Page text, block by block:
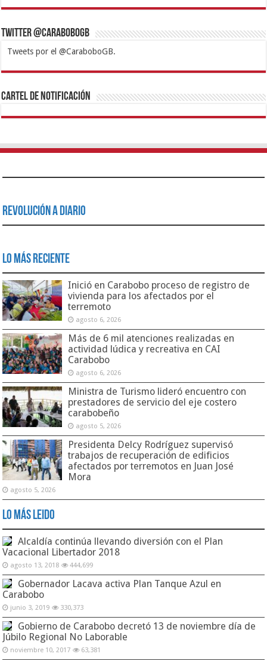
Twitter @CaraboboGB
Tweets por el @CaraboboGB.
1xbetBetturkeyBetistKralbetSupertotobetTipobetMatadorbetMariobet
https://mvbcasino.com/
Cartel de Notificación
Revolución a Diario
Lo Más Reciente
Inició en Carabobo proceso de registro de
vivienda para los afectados por el
terremoto
agosto 6, 2026
Más de 6 mil atenciones realizadas en
actividad lúdica y recreativa en CAI
Carabobo
agosto 6, 2026
Ministra de Turismo lideró encuentro con
prestadores de servicio del eje costero
carabobeño
agosto 5, 2026
Presidenta Delcy Rodríguez supervisó
trabajos de recuperación de edificios
afectados por terremotos en Juan José
Mora
agosto 5, 2026
Lo Más Leido
Alcaldía continúa llevando diversión con el Plan
Vacacional Libertador 2018
agosto 13, 2018 444,699
Gobernador Lacava activa Plan Tanque Azul en
Carabobo
junio 3, 2019 330,373
Gobierno de Carabobo decretó 13 de noviembre día de
Júbilo Regional No Laborable
noviembre 10, 2017 63,381